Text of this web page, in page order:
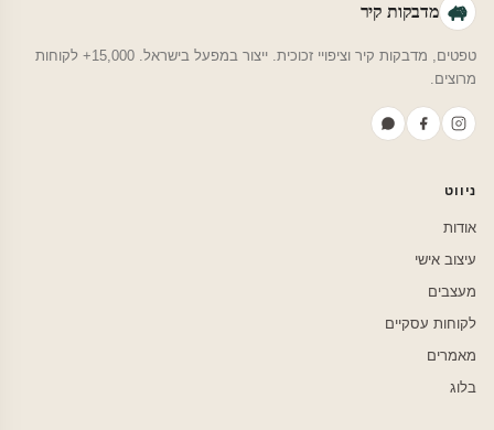
מדבקות קיר
טפטים, מדבקות קיר וציפויי זכוכית. ייצור במפעל בישראל. 15,000+ לקוחות
מרוצים.
ניווט
אודות
עיצוב אישי
מעצבים
לקוחות עסקיים
מאמרים
בלוג